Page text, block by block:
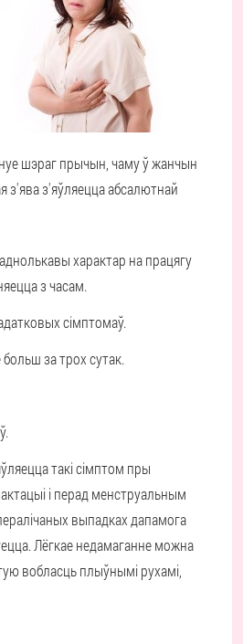
шэраг прычын, чаму ў жанчын
з'ява з'яўляецца абсалютнай
характар на працягу
з часам.
сімптомаў.
за трох сутак.
такі сімптом пры
і перад менструальным
выпадках дапамога
Лёгкае недамаганне можна
вобласць плыўнымі рухамі,